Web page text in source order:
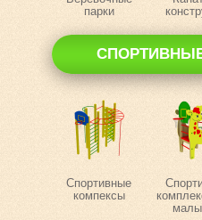
парки
Спортивные
компексы